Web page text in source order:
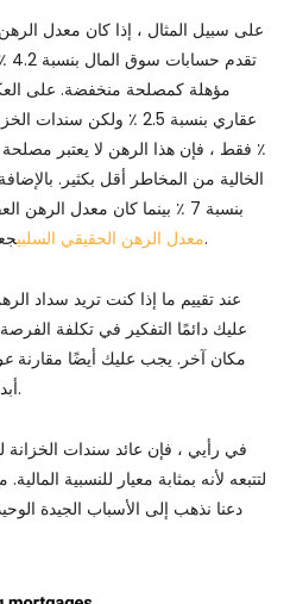
مؤهلة كمصلحة منخفضة. على
٪ فقط ، فإن هذا الرهن لا يعتبر مصلحة
الخالية من المخاطر أقل بكثير.
بنسبة 7 ٪ بينما كان معدل الرهن العقاري الخاص بك 5 ٪ ، لديك فعليًا
معدل الرهن الحقيقي السلبيجعل ديونك أرخص مع مرور الوقت.
عند تقييم ما إذا كنت تريد سداد
عليك دائمًا التفكير في تكلفة
مكان آخر. يجب عليك أيضًا مقارنة
أبدا اتخاذ القرارات المالية في فراغ.
لتتبعه لأنه بمثابة معيار للنسبية
دعنا نذهب إلى الأسباب الجيدة